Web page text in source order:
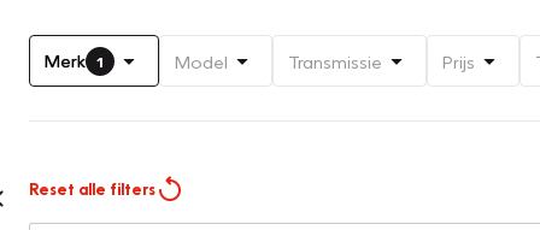
Merk 1 Model Transmissie Prijs
Reset alle filters